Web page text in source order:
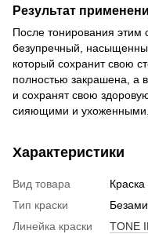
Результат
После тонирования этим
безупречный,
который сохранит свою
полностью закрашена, а
и сохранят свою
сияющими и ухоженными.
Характеристики
Вид товара
Тип краски
Линейка краски
TONE